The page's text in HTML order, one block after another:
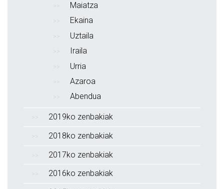
Maiatza
Ekaina
Uztaila
Iraila
Urria
Azaroa
Abendua
2019ko zenbakiak
2018ko zenbakiak
2017ko zenbakiak
2016ko zenbakiak